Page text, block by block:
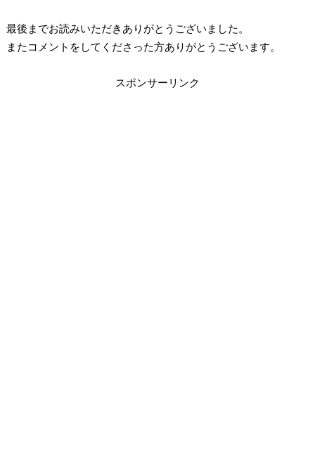
最後までお読みいただきありがとうございました。
またコメントをしてくださった方ありがとうございます。
スポンサーリンク